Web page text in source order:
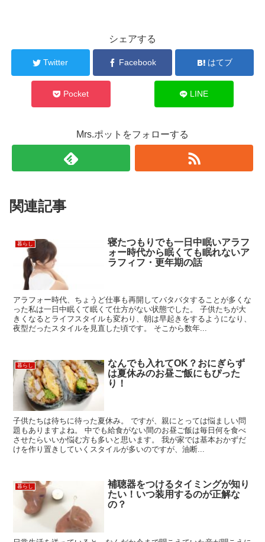
シェアする
Twitter Facebook はてブ
Pocket LINE
Mrs.ポットをフォローする
関連記事
暮らし
寝たつもりでも一日中眠いアラフ
ォー時代から眠くても眠れないア
ラフィフ・更年期の話
アラフォー時代、ちょうど仕事も再開してバタバタすることが多くな
った私は一日中眠くて眠くて仕方がない状態でした。 子供たちが大
きくなるとライフスタイルも変わり、朝は早起きをするようになり、
夜型だったスタイルを見直した頃です。 そこから数年...
暮らし
なんでも入れてOK？おにぎらず
は夏休みのお昼ご飯にもぴった
り！
子供たちは待ちに待った夏休み。 ですが、親にとっては悩ましい問
題もありますよね。 中でも給食がない間のお昼ご飯は毎日何を食べ
させたらいいか悩む方も多いと思います。 我が家では基本おかずだ
けを作り置きしていくスタイルが多いのですが、油断...
暮らし
補聴器をつけるタイミングが知り
たい！いつ装用するのが正解な
の？